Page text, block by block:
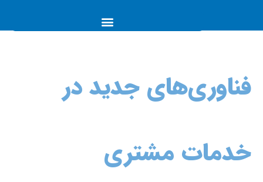
فناوری‌های جدید در
خدمات مشتری